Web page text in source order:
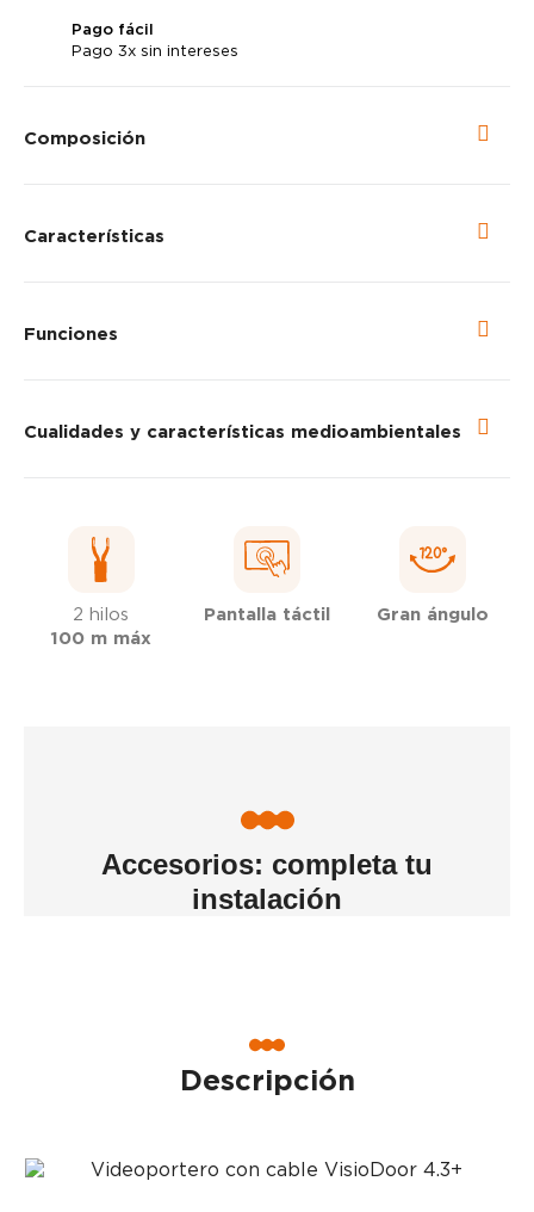
Pago fácil
Pago 3x sin intereses
Composición
Características
Funciones
Cualidades y características medioambientales
2 hilos
100 m máx
Pantalla táctil Gran ángulo
Accesorios: completa tu
instalación
Descripción